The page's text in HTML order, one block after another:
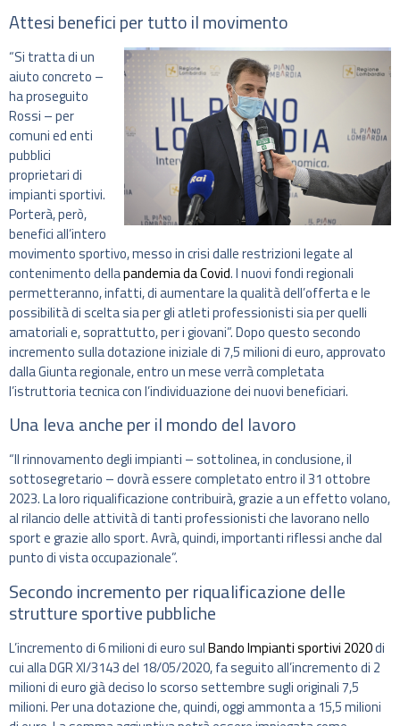
Attesi benefici per tutto il movimento
“Si tratta di un
aiuto concreto –
ha proseguito
Rossi – per
comuni ed enti
pubblici
proprietari di
impianti sportivi.
Porterà, però,
benefici all’intero
movimento sportivo, messo in crisi dalle restrizioni legate al
contenimento dellapandemia da Covid. I nuovi fondi regionali
permetteranno, infatti, di aumentare la qualità dell’offerta e le
possibilità di scelta sia per gli atleti professionisti sia per quelli
amatoriali e, soprattutto, per i giovani”. Dopo questo secondo
incremento sulla dotazione iniziale di 7,5 milioni di euro, approvato
dalla Giunta regionale, entro un mese verrà completata
l’istruttoria tecnica con l’individuazione dei nuovi beneficiari.
Una leva anche per il mondo del lavoro
“Il rinnovamento degli impianti – sottolinea, in conclusione, il
sottosegretario – dovrà essere completato entro il 31 ottobre
2023. La loro riqualificazione contribuirà, grazie a un effetto volano,
al rilancio delle attività di tanti professionisti che lavorano nello
sport e grazie allo sport. Avrà, quindi, importanti riflessi anche dal
punto di vista occupazionale”.
Secondo incremento per riqualificazione delle
strutture sportive pubbliche
L’incremento di 6 milioni di euro sulBando Impianti sportivi 2020di
cui alla DGR XI/3143 del 18/05/2020, fa seguito all’incremento di 2
milioni di euro già deciso lo scorso settembre sugli originali 7,5
milioni. Per una dotazione che, quindi, oggi ammonta a 15,5 milioni